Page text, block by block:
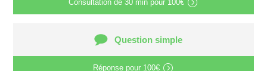
Consultation de 30 min pour 100€
Question simple
Réponse pour 100€